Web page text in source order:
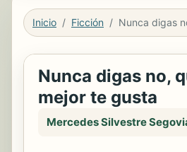
Inicio Ficción
Nunca digas no,
mejor te gusta
Mercedes Silvestre